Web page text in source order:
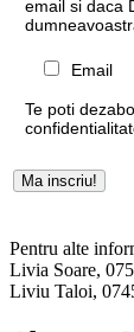
email si daca
Email
Te poti
Pentru alte
Livia Soare,
Liviu Taloi,